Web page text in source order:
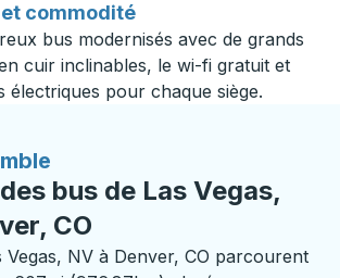
commodité
bus modernisés avec de grands
cuir inclinables, le wi-fi gratuit et
électriques pour chaque siège.
bus de Las Vegas,
CO
Vegas, NV à Denver, CO parcourent